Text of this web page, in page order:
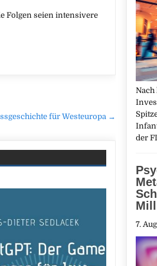
Folgen seien intensivere
für Westeuropa →
der
7.